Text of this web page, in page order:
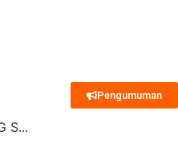
Pengumuman
S...